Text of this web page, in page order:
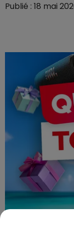
Publié : 18 mai